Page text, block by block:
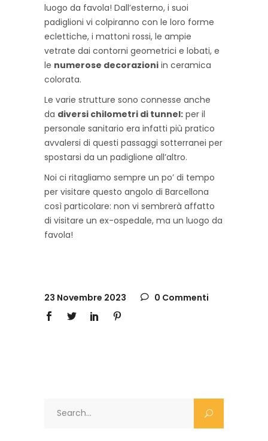
luogo da favola! Dall’esterno, i suoi
padiglioni vi colpiranno con le loro forme
eclettiche, i mattoni rossi, le ampie
vetrate dai contorni geometrici e lobati, e
le numerose decorazioni in ceramica
colorata.
Le varie strutture sono connesse anche
da diversi chilometri di tunnel: per il
personale sanitario era infatti più pratico
avvalersi di questi passaggi sotterranei per
spostarsi da un padiglione all’altro.
Noi ci ritagliamo sempre un po’ di tempo
per visitare questo angolo di Barcellona
così particolare: non vi sembrerà affatto
di visitare un ex-ospedale, ma un luogo da
favola!
23 Novembre 2023 0 Commenti